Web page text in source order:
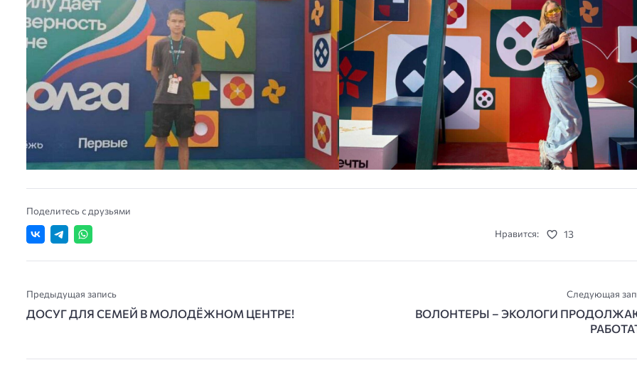
Поделитесь с друзьями
Нравится: 13
Предыдущая запись
ДОСУГ ДЛЯ СЕМЕЙ В МОЛОДЁЖНОМ ЦЕНТРЕ!
Следующая
ВОЛОНТЕРЫ – ЭКОЛОГИ